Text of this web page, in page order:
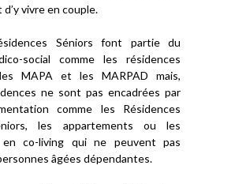
vivre en couple.
Séniors font partie du
social comme les résidences
MAPA et les MARPAD mais,
ne sont pas encadrées par
comme les Résidences
les appartements ou les
en co-living qui ne peuvent pas
âgées dépendantes.